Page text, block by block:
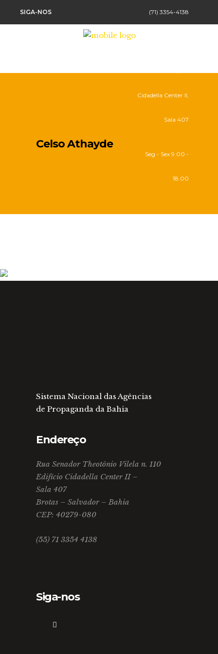
SIGA-NOS (71) 3354-4138
Cidadella Center II,
Sala 407
Seg - Sex 9.00 -
18.00
Celso Athayde
Sistema Nacional das Agências
de Propaganda da Bahia
Endereço
Rua Senador Theotônio Vilela n. 110
Edifício Cidadella Center II –
Sala 407
Brotas – Salvador – Bahia
CEP: 40279-080
(55) 71 3354 4138
Siga-nos